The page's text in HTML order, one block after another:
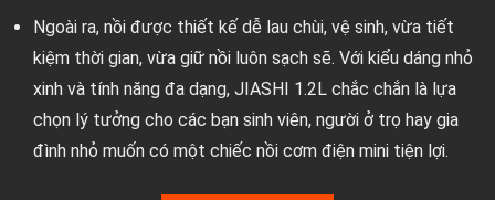
Ngoài ra, nồi được thiết kế dễ lau chùi, vệ sinh, vừa tiết
kiệm thời gian, vừa giữ nồi luôn sạch sẽ. Với kiểu dáng nhỏ
xinh và tính năng đa dạng, JIASHI 1.2L chắc chắn là lựa
chọn lý tưởng cho các bạn sinh viên, người ở trọ hay gia
đình nhỏ muốn có một chiếc nồi cơm điện mini tiện lợi.